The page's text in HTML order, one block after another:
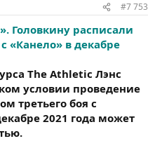
#7 753
Головкину расписали
«Канело» в декабре
The Athletic Лэнс
условии проведение
третьего боя с
2021 года может